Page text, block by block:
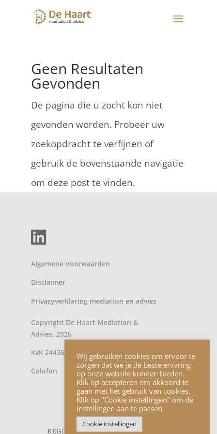
Geen Resultaten
Gevonden
De pagina die u zocht kon niet
gevonden worden. Probeer uw
zoekopdracht te verfijnen of
gebruik de bovenstaande navigatie
om deze post te vinden.
Algemene Voorwaarden
Disclaimer
Privacyverklaring mediation en advies
Copyright De Haart Mediation &
Advies, 2026
KvK 24436902
Colofon
Wij gebruiken cookies om ervoor te
zorgen dat we je de beste ervaring
op onze website kunnen bieden.
Klik op accepteren om akkoord te
gaan met het gebruik van cookies.
Klik op "Cookie instellingen" om de
instellingen aan te passen
Cookie instellingen